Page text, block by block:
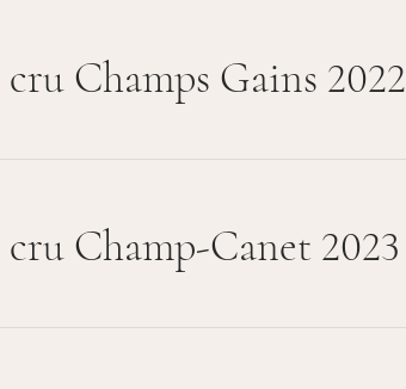
cru Champs Gains 2022
cru Champ-Canet 2023